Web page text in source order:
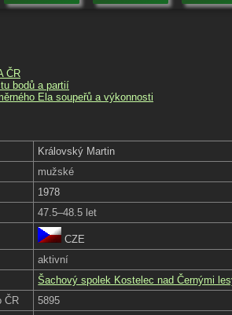
ČR
bodů a partií
Ela soupeřů a výkonnosti
Královský Martin
mužské
1978
47.5–48.5 let
CZE
aktivní
Šachový spolek Kostelec nad Černými
ČR
5895